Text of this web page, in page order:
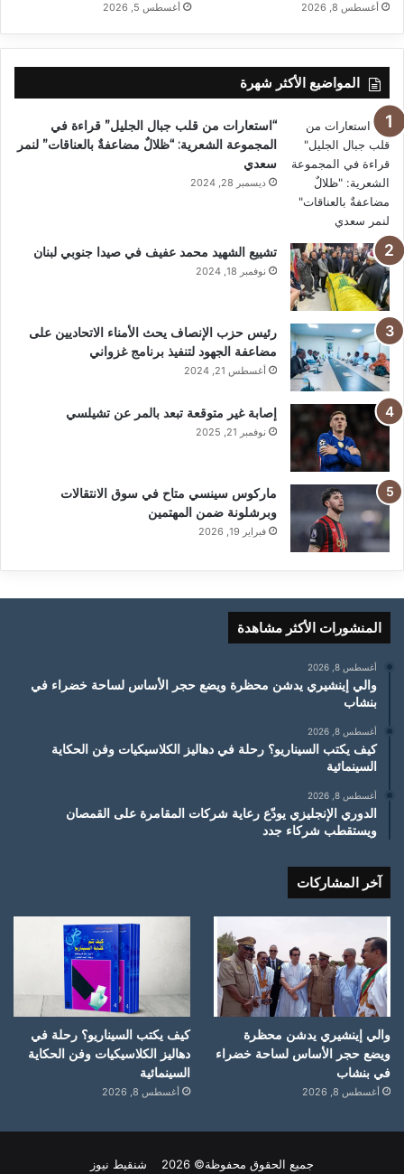
أغسطس 8, 2026 أغسطس 5, 2026
المواضيع الأكثر شهرة
“استعارات من قلب جبال الجليل” قراءة في
المجموعة الشعرية: “ظلالٌ مضاعفةٌ بالعناقات” لنمر
سعدي
ديسمبر 28, 2024
تشييع الشهيد محمد عفيف في صيدا جنوبي لبنان
نوفمبر 18, 2024
رئيس حزب الإنصاف يحث الأمناء الاتحاديين على
مضاعفة الجهود لتنفيذ برنامج غزواني
أغسطس 21, 2024
إصابة غير متوقعة تبعد بالمر عن تشيلسي
نوفمبر 21, 2025
ماركوس سينسي متاح في سوق الانتقالات
وبرشلونة ضمن المهتمين
فبراير 19, 2026
المنشورات الأكثر مشاهدة
أغسطس 8, 2026
والي إينشيري يدشن محظرة ويضع حجر الأساس لساحة خضراء في
بنشاب
أغسطس 8, 2026
كيف يكتب السيناريو؟ رحلة في دهاليز الكلاسيكيات وفن الحكاية
السينمائية
أغسطس 8, 2026
الدوري الإنجليزي يودّع رعاية شركات المقامرة على القمصان
ويستقطب شركاء جدد
آخر المشاركات
والي إينشيري يدشن محظرة
ويضع حجر الأساس لساحة خضراء
في بنشاب
أغسطس 8, 2026
كيف يكتب السيناريو؟ رحلة في
دهاليز الكلاسيكيات وفن الحكاية
السينمائية
أغسطس 8, 2026
جميع الحقوق محفوظة© 2026 شنقيط نيوز